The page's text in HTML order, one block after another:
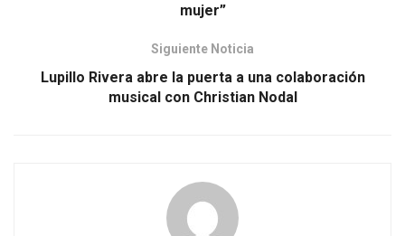
mujer”
Siguiente Noticia
Lupillo Rivera abre la puerta a una colaboración
musical con Christian Nodal